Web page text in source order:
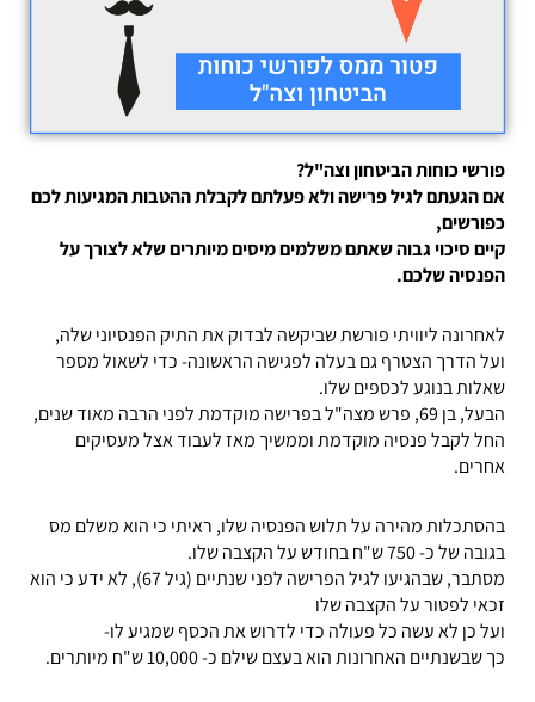
פורשי כוחות הביטחון וצה"ל?
אם הגעתם לגיל פרישה ולא פעלתם לקבלת ההטבות המגיעות לכם
כפורשים,
קיים סיכוי גבוה שאתם משלמים מיסים מיותרים שלא לצורך על
הפנסיה שלכם.
לאחרונה ליוויתי פורשת שביקשה לבדוק את התיק הפנסיוני שלה,
ועל הדרך הצטרף גם בעלה לפגישה הראשונה- כדי לשאול מספר
שאלות בנוגע לכספים שלו.
הבעל, בן 69, פרש מצה"ל בפרישה מוקדמת לפני הרבה מאוד שנים,
החל לקבל פנסיה מוקדמת וממשיך מאז לעבוד אצל מעסיקים
אחרים.
בהסתכלות מהירה על תלוש הפנסיה שלו, ראיתי כי הוא משלם מס
בגובה של כ- 750 ש"ח בחודש על הקצבה שלו.
מסתבר, שבהגיעו לגיל הפרישה לפני שנתיים (גיל 67), לא ידע כי הוא
זכאי לפטור על הקצבה שלו
ועל כן לא עשה כל פעולה כדי לדרוש את הכסף שמגיע לו-
כך שבשנתיים האחרונות הוא בעצם שילם כ- 10,000 ש"ח מיותרים.